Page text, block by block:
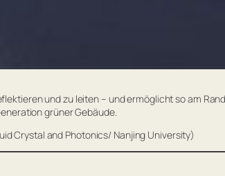
und zu leiten – und ermöglicht so am
grüner Gebäude.
Crystal and Photonics/ Nanjing University)